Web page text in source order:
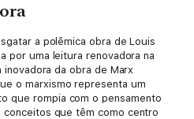
a polêmica obra de Louis
por uma leitura renovadora na
da obra de Marx
o marxismo representa um
que rompia com o pensamento
que têm como centro